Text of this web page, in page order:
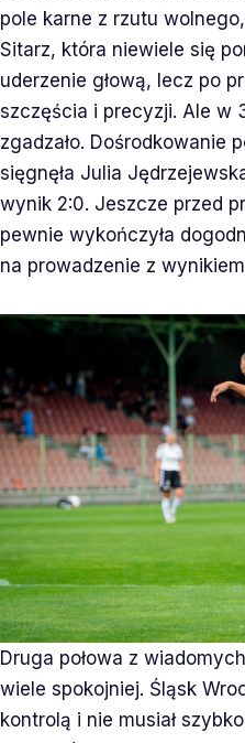
pole karne z rzutu
Sitarz, która niewiele się
uderzenie głową, lecz po
szczęścia i precyzji. Ale w
zgadzało. Dośrodkowanie
sięgnęła Julia
wynik 2:0. Jeszcze przed
pewnie wykończyła
na prowadzenie z
Druga połowa z
wiele spokojniej. Śląsk
kontrolą i nie musiał